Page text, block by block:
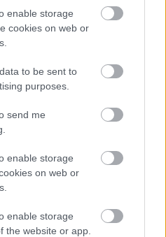
enable storage
cookies on web or
to be sent to
purposes.
send me
enable storage
on web or
enable storage
the website or app.
Szijjártó
3 év letöltendőt kaphat és
Szolnok megyében: egyre
körforgalmat részlegesen
az átlagost is meghaladó
a ceglédi vasútvonalon,
képest,
szolnoki habos isler?